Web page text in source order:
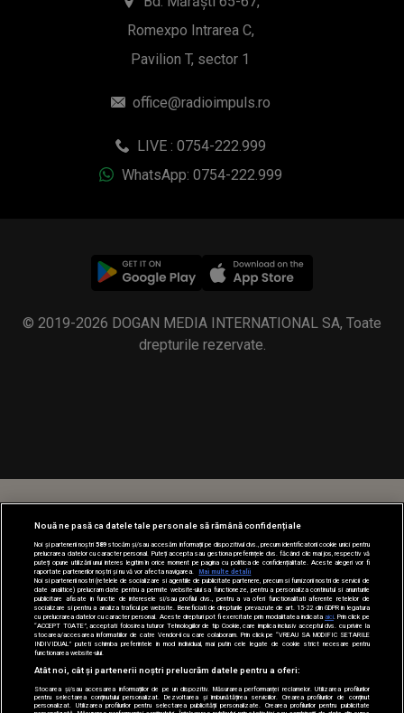
Romexpo Intrarea C,
Pavilion T, sector 1
office@radioimpuls.ro
LIVE : 0754-222.999
WhatsApp: 0754-222.999
© 2019-2026 DOGAN MEDIA INTERNATIONAL SA, Toate
drepturile rezervate.
Nouă ne pasă ca datele tale personale să rămână confidențiale
Noi și partenerii noștri589stocăm și/sau accesăm informații pe dispozitivul dvs., precum identificatorii cookie unici pentru
prelucrarea datelor cu caracter personal. Puteți accepta sau gestiona preferințele dvs. făcând clic mai jos, respectiv vă
puteți opune utilizării unui interes legitim în orice moment pe pagina cu politica de confidențialitate. Aceste alegeri vor fi
raportate partenerilor noștri și nu vă vor afecta navigarea.
Mai multe detalii
Noi si partenerii nostri (retelele de socializare si agentiile de publicitate partenere, precum si furnizorii nostri de servicii de
date analitice) prelucram date pentru a permite website-ului sa functioneze, pentru a personaliza continutul si anunturile
publicitare afisate in functie de interesele si/sau profilul dvs., pentru a va oferi functionalitati aferente retelelor de
socializare si pentru a analiza traficul pe website. Beneficiati de drepturile prevazute de art. 15-22 din GDPR in legatura
cu prelucrarea datelor cu caracter personal. Aceste drepturi pot fi exercitate prin modalitatea indicataaici . Prin click pe
“ACCEPT TOATE”, acceptati folosirea tuturor Tehnologiilor de tip Cookie, care implica inclusiv acceptul dvs. cu privire la
stocarea/accesarea informatiilor de catre Vendor-ii cu care colaboram. Prin click pe “VREAU SA MODIFIC SETARILE
INDIVIDUAL” puteti schimba preferintele in mod individual, mai putin cele legate de cookie strict necesare pentru
functionarea website-ului.
Atât noi, cât și partenerii noștri prelucrăm datele pentru a oferi:
Stocarea și/sau accesarea informațiilor de pe un dispozitiv. Măsurarea performanței reclamelor. Utilizarea profilurilor
pentru selectarea conținutului personalizat. Dezvoltarea și îmbunătățirea serviciilor. Crearea profilurilor de conținut
personalizat. Utilizarea profilurilor pentru selectarea publicității personalizate. Crearea profilurilor pentru publicitate